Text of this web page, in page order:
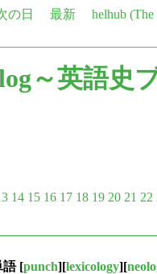
の日 最新
helhub
～英語史
14 15 16 17 18 19 20 21 22
語[punch][lexicology][